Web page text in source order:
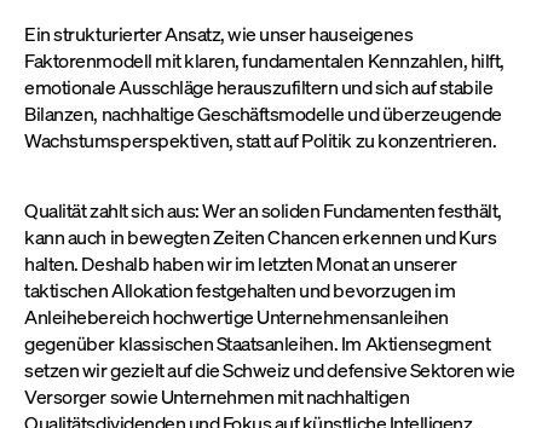
Ein strukturierter Ansatz, wie unser hauseigenes
Faktorenmodell mit klaren, fundamentalen Kennzahlen, hilft,
emotionale Ausschläge herauszufiltern und sich auf stabile
Bilanzen, nachhaltige Geschäftsmodelle und überzeugende
Wachstumsperspektiven, statt auf Politik zu konzentrieren.
Qualität zahlt sich aus: Wer an soliden Fundamenten festhält,
kann auch in bewegten Zeiten Chancen erkennen und Kurs
halten. Deshalb haben wir im letzten Monat an unserer
taktischen Allokation festgehalten und bevorzugen im
Anleihebereich hochwertige Unternehmensanleihen
gegenüber klassischen Staatsanleihen. Im Aktiensegment
setzen wir gezielt auf die Schweiz und defensive Sektoren wie
Versorger sowie Unternehmen mit nachhaltigen